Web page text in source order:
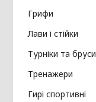
Грифи
Лави і стійки
Турніки та бруси
Тренажери
Гирі спортивні